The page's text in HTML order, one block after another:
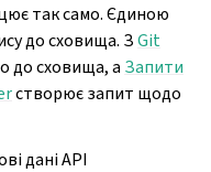
так само. Єдиною
до сховища. ЗGit
до сховища, а Запити
створює запит щодо
дані API